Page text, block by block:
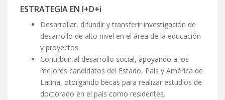
ESTRATEGIA EN I+D+i
Desarrollar, difundir y transferir investigación de
desarrollo de alto nivel en el área de la educación
y proyectos.
Contribuir al desarrollo social, apoyando a los
mejores candidatos del Estado, País y América de
Latina, otorgando becas para realizar estudios de
doctorado en el país como residentes.